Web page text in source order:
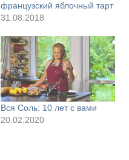
французский яблочный тарт
31.08.2018
Вся Соль: 10 лет с вами
20.02.2020